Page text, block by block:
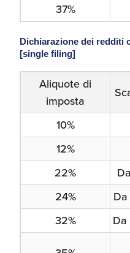
37%
Dichiarazione dei redditi
[single filing]
Aliquote di
imposta
10%
12%
22%
24%
32%